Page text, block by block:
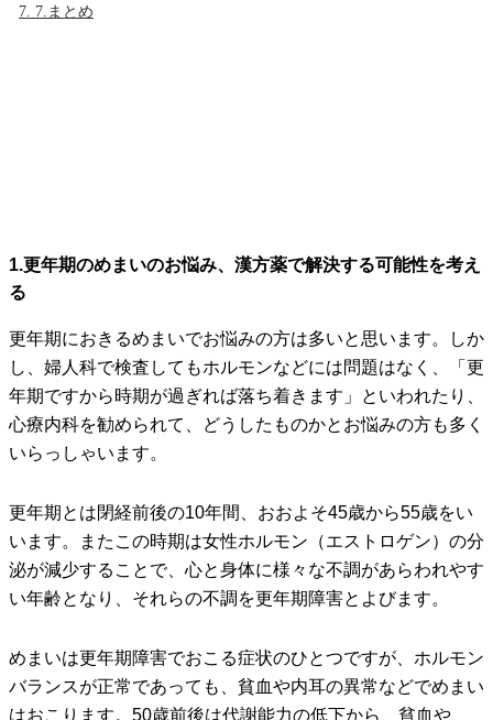
7. 7.まとめ
1.更年期のめまいのお悩み、漢方薬で解決する可能性を考え
る
更年期におきるめまいでお悩みの方は多いと思います。しか
し、婦人科で検査してもホルモンなどには問題はなく、「更
年期ですから時期が過ぎれば落ち着きます」といわれたり、
心療内科を勧められて、どうしたものかとお悩みの方も多く
いらっしゃいます。
更年期とは閉経前後の10年間、おおよそ45歳から55歳をい
います。またこの時期は女性ホルモン（エストロゲン）の分
泌が減少することで、心と身体に様々な不調があらわれやす
い年齢となり、それらの不調を更年期障害とよびます。
めまいは更年期障害でおこる症状のひとつですが、ホルモン
バランスが正常であっても、貧血や内耳の異常などでめまい
はおこります。50歳前後は代謝能力の低下から、貧血や、